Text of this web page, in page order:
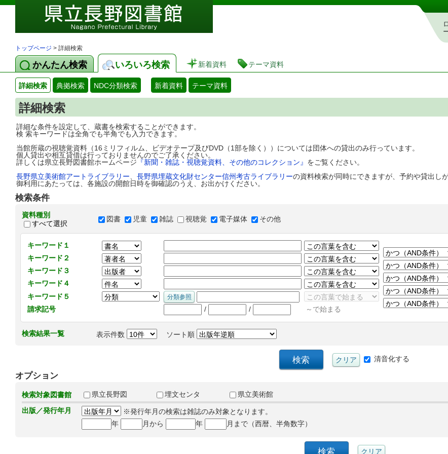
図書館 蔵書検索・予約システム
トップページ > 詳細検索
かんたん検索 いろいろ検索 新着資料 テーマ資料
詳細検索 典拠検索 NDC分類検索 新着資料 テーマ資料
詳細検索
詳細な条件を設定して、蔵書を検索することができます。
検 索キーワードは全角でも半角でも入力できます。
当館所蔵の視聴覚資料（16ミリフィルム、ビデオテープ及びDVD（1部を除く））については団体への貸出のみ行っています。
個人貸出や相互貸借は行っておりませんのでご了承ください。
詳しくは県立長野図書館ホームページ 『新聞・雑誌・視聴覚資料、その他のコレクション』 をご覧ください。
長野県立美術館アートライブラリー
長野県埋蔵文化財センター信州考古ライブラリーの資料検索が同時にできますが、予約や貸出しが
御利用にあたっては、各施設の開館日時を御確認のうえ、お出かけください。
検索条件
資料種別
すべて選択
図書 児童 雑誌 視聴覚 電子媒体 その他
キーワード１
キーワード２
キーワード３
キーワード４
キーワード５
請求記号
/ / ～で始まる
検索結果一覧 表示件数 ソート順
清音化する
オプション
検索対象図書館 県立長野図 埋文センタ
県立美術館
出版／発行年月
※発行年月の検索は雑誌のみ対象となります。
年
月から 年 月まで（西暦、半角数字）